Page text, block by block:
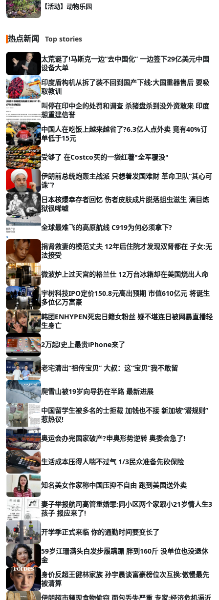
【活动】动物乐园
热点新闻 Top stories
太荒诞了!马斯克一边“去中国化” 一边签下29亿美元中国
设备大单
印度盾构机从拆了装不回到国产下线:大国重器售后 要吸
取教训
叫停在印中企的处罚和调查 杀猪盘杀到没外资敢来 印度
想重建信誉
中国人在吃饭上越来越省了?6.3亿人点外卖 竟有40%订
单低于15元
受够了 在Costco买的一袋红薯"全军覆没"
伊朗前总统炮轰主战派 只想着发国难财 革命卫队“其心可
诛”?
日本核爆幸存者回忆 伤者皮肤成片脱落蛆虫滋生 满目炼
狱很唏嘘
全球最难飞的高原航线 C919为何必须拿下?
捐肾救妻的模范丈夫 12年后住院才发现双肾都在 子女:无
法接受
微波炉上过天宫的格兰仕 12万台冰箱却在美国烧出人命
宇树科技IPO定价150.8元高出预期 市值610亿元 将诞生
多位亿万富豪
韩团ENHYPEN死忠日籍女粉丝 疑不堪连日被网暴直播轻
生身亡
2万起!史上最贵iPhone来了
老宅清出“祖传宝贝” 大叔：这“宝贝”我不敢留
爬雪山被19岁向导扔在半路 最新进展
中国留学生被多名的士拒载 加钱也不接 新加坡“潜规则”
惹热议!
奥运会办完国家破产?申奥形势逆转 奥委会急了!
生活成本压得人喘不过气 1/3民众准备先砍保险
知名美女作家称中国压抑不自由 跑到美国送外卖
妻子举报航司高管重婚罪:同小区两个家跟小21岁情人生3
孩子 报应来了!
开学季正式来临 你的通勤时间要变长了
59岁江珊满头白发步履蹒跚 胖到160斤 没单位也没退休
金
身价反超王健林家族 孙宇晨谈富豪榜位次互换:傲慢最先
被清算
伊朗超市频现食物偷窃 面包丢失严重 专家:经济危机逼近